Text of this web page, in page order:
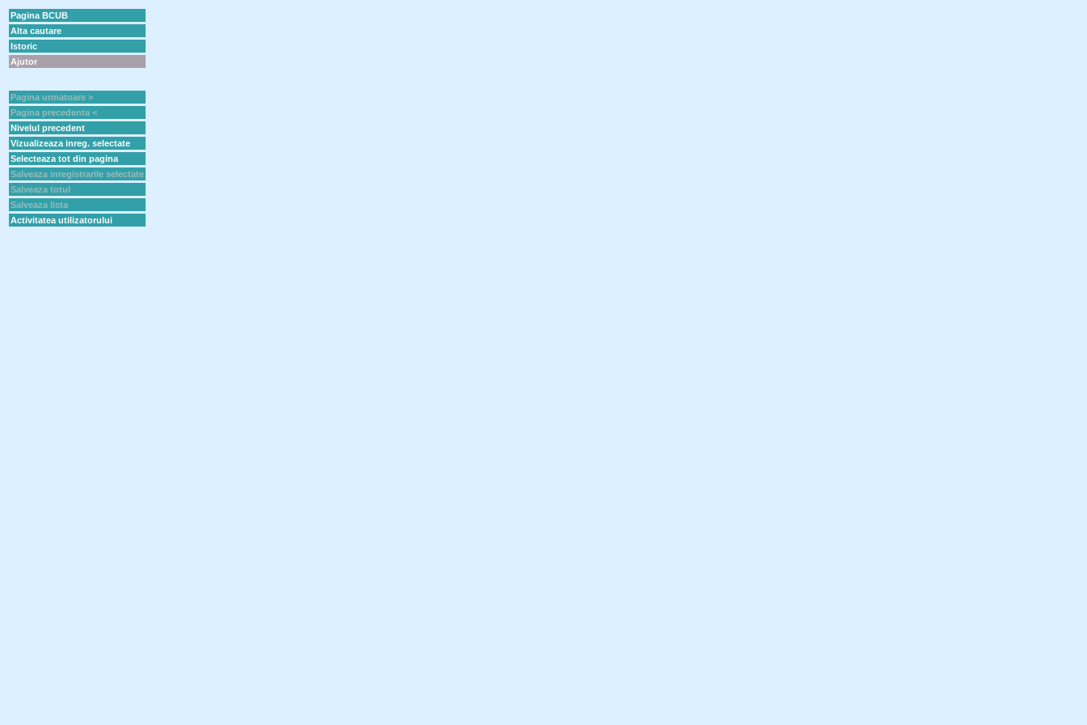
Pagina BCUB
Alta cautare
Istoric
Ajutor
Pagina urmatoare >
Pagina precedenta <
Nivelul precedent
Vizualizeaza inreg. selectate
Selecteaza tot din pagina
Salveaza inregistrarile selectate
Salveaza totul
Salveaza lista
Activitatea utilizatorului